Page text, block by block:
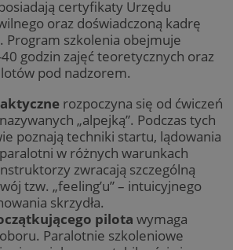
certyfikaty Urzędu
oraz doświadczoną kadrę
Program szkolenia obejmuje
godzin zajęć teoretycznych oraz
pod nadzorem.
rozpoczyna się od ćwiczeń
„alpejką”. Podczas tych
poznają techniki startu, lądowania
w różnych warunkach
zwracają szczególną
tzw. „feeling’u” – intuicyjnego
skrzydła.
pilota wymaga
Paralotnie szkoleniowe